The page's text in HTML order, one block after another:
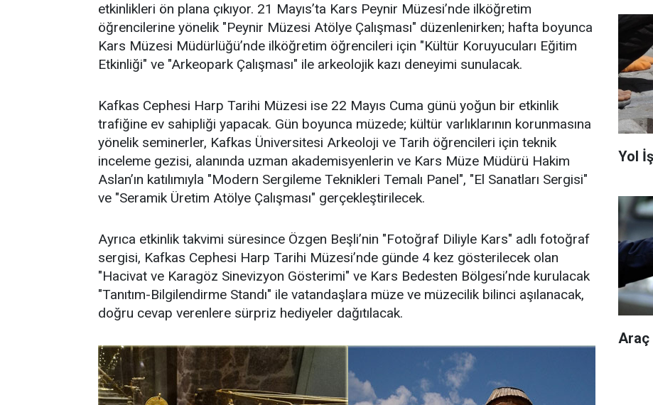
etkinlikleri ön plana çıkıyor. 21 Mayıs’ta Kars Peynir Müzesi’nde ilköğretim
öğrencilerine yönelik "Peynir Müzesi Atölye Çalışması" düzenlenirken; hafta boyunca
Kars Müzesi Müdürlüğü’nde ilköğretim öğrencileri için "Kültür Koruyucuları Eğitim
Etkinliği" ve "Arkeopark Çalışması" ile arkeolojik kazı deneyimi sunulacak.
Kafkas Cephesi Harp Tarihi Müzesi ise 22 Mayıs Cuma günü yoğun bir etkinlik
trafiğine ev sahipliği yapacak. Gün boyunca müzede; kültür varlıklarının korunmasına
yönelik seminerler, Kafkas Üniversitesi Arkeoloji ve Tarih öğrencileri için teknik
inceleme gezisi, alanında uzman akademisyenlerin ve Kars Müze Müdürü Hakim
Aslan’ın katılımıyla "Modern Sergileme Teknikleri Temalı Panel", "El Sanatları Sergisi"
ve "Seramik Üretim Atölye Çalışması" gerçekleştirilecek.
Ayrıca etkinlik takvimi süresince Özgen Beşli’nin "Fotoğraf Diliyle Kars" adlı fotoğraf
sergisi, Kafkas Cephesi Harp Tarihi Müzesi’nde günde 4 kez gösterilecek olan
"Hacivat ve Karagöz Sinevizyon Gösterimi" ve Kars Bedesten Bölgesi’nde kurulacak
"Tanıtım-Bilgilendirme Standı" ile vatandaşlara müze ve müzecilik bilinci aşılanacak,
doğru cevap verenlere sürpriz hediyeler dağıtılacak.
Yol
Araç